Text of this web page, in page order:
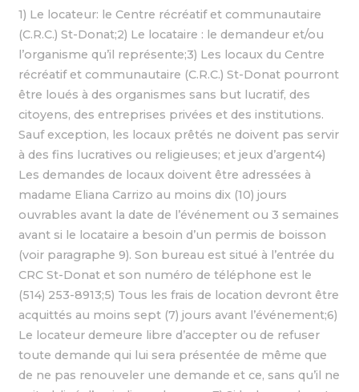
1) Le locateur: le Centre récréatif et communautaire
(C.R.C.) St-Donat;2) Le locataire : le demandeur et/ou
l’organisme qu’il représente;3) Les locaux du Centre
récréatif et communautaire (C.R.C.) St-Donat pourront
être loués à des organismes sans but lucratif, des
citoyens, des entreprises privées et des institutions.
Sauf exception, les locaux prêtés ne doivent pas servir
à des fins lucratives ou religieuses; et jeux d’argent4)
Les demandes de locaux doivent être adressées à
madame Eliana Carrizo au moins dix (10) jours
ouvrables avant la date de l’événement ou 3 semaines
avant si le locataire a besoin d’un permis de boisson
(voir paragraphe 9). Son bureau est situé à l’entrée du
CRC St-Donat et son numéro de téléphone est le
(514) 253-8913;5) Tous les frais de location devront être
acquittés au moins sept (7) jours avant l’événement;6)
Le locateur demeure libre d’accepter ou de refuser
toute demande qui lui sera présentée de même que
de ne pas renouveler une demande et ce, sans qu’il ne